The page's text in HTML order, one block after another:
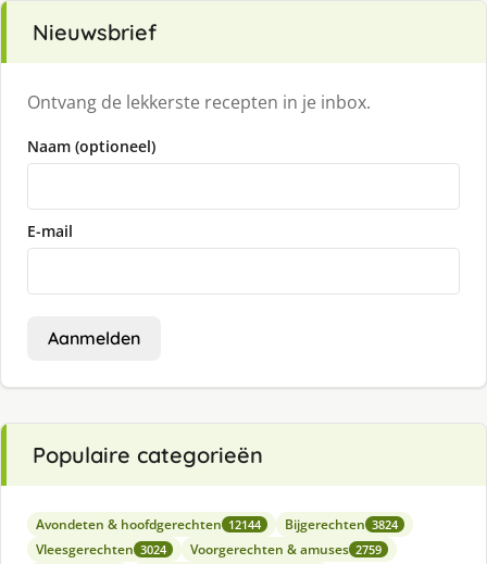
Nieuwsbrief
Ontvang de lekkerste recepten in je inbox.
Naam (optioneel)
E-mail
Aanmelden
Populaire categorieën
Avondeten & hoofdgerechten 12144 Bijgerechten 3824
Vleesgerechten 3024 Voorgerechten & amuses 2759